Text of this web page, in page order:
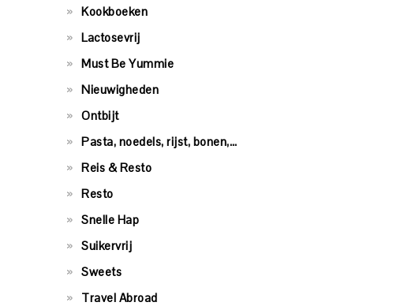
Kookboeken
Lactosevrij
Must Be Yummie
Nieuwigheden
Ontbijt
Pasta, noedels, rijst, bonen,…
Reis & Resto
Resto
Snelle Hap
Suikervrij
Sweets
Travel Abroad